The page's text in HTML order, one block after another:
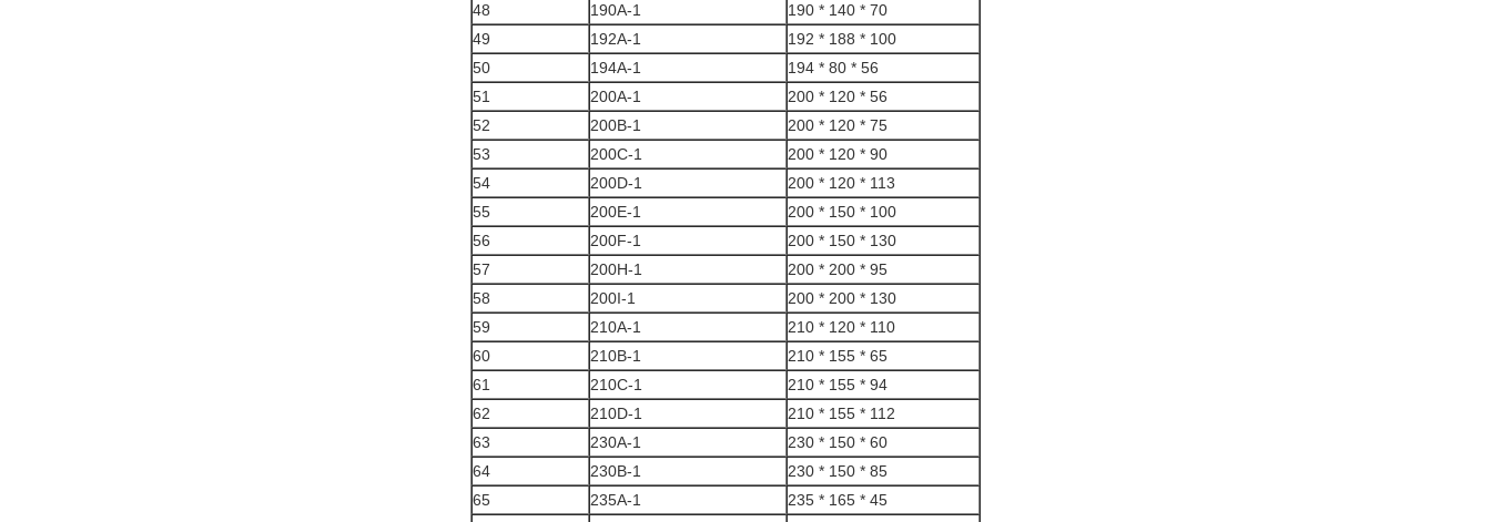
48
190A-1
190 * 140 * 70
49
192A-1
192 * 188 * 100
50
194A-1
194 * 80 * 56
51
200A-1
200 * 120 * 56
52
200B-1
200 * 120 * 75
53
200C-1
200 * 120 * 90
54
200D-1
200 * 120 * 113
55
200E-1
200 * 150 * 100
56
200F-1
200 * 150 * 130
57
200H-1
200 * 200 * 95
58
200I-1
200 * 200 * 130
59
210A-1
210 * 120 * 110
60
210B-1
210 * 155 * 65
61
210C-1
210 * 155 * 94
62
210D-1
210 * 155 * 112
63
230A-1
230 * 150 * 60
64
230B-1
230 * 150 * 85
65
235A-1
235 * 165 * 45